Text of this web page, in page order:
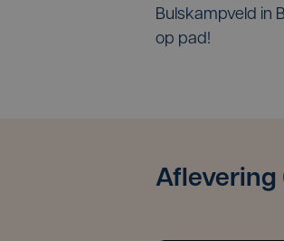
Bulskampveld in
op pad!
Aflevering